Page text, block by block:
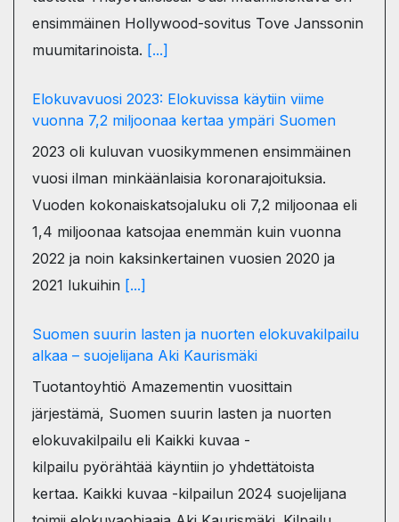
ensimmäinen Hollywood-sovitus Tove Janssonin
muumitarinoista. [...]
Elokuvavuosi 2023: Elokuvissa käytiin viime
vuonna 7,2 miljoonaa kertaa ympäri Suomen
2023 oli kuluvan vuosikymmenen ensimmäinen
vuosi ilman minkäänlaisia koronarajoituksia.
Vuoden kokonaiskatsojaluku oli 7,2 miljoonaa eli
1,4 miljoonaa katsojaa enemmän kuin vuonna
2022 ja noin kaksinkertainen vuosien 2020 ja
2021 lukuihin [...]
Suomen suurin lasten ja nuorten elokuvakilpailu
alkaa – suojelijana Aki Kaurismäki
Tuotantoyhtiö Amazementin vuosittain
järjestämä, Suomen suurin lasten ja nuorten
elokuvakilpailu eli Kaikki kuvaa -
kilpailu pyörähtää käyntiin jo yhdettätoista
kertaa. Kaikki kuvaa -kilpailun 2024 suojelijana